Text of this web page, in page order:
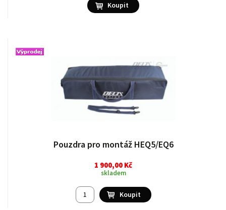
Koupit
Pouzdra pro montáž HEQ5/EQ6
1 900,00 Kč
skladem